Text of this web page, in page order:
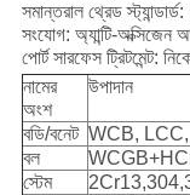
সমান্তরাল থ্রেড
সংযোগ: অ্যান্টি-অক্সিজেন
পোর্ট সারফেস ট্রিটমেন্ট:
নামের
অংশ
উপাদান
বডি/বনেট WCB,
বল
স্টেম